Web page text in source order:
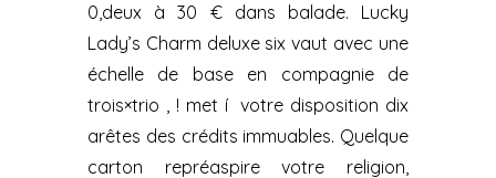
0,deux à 30 € dans balade. Lucky
Lady’s Charm deluxe six vaut avec une
échelle de base en compagnie de
trois×trio , ! met í votre disposition dix
arêtes des crédits immuables. Quelque
carton repréaspire votre religion,